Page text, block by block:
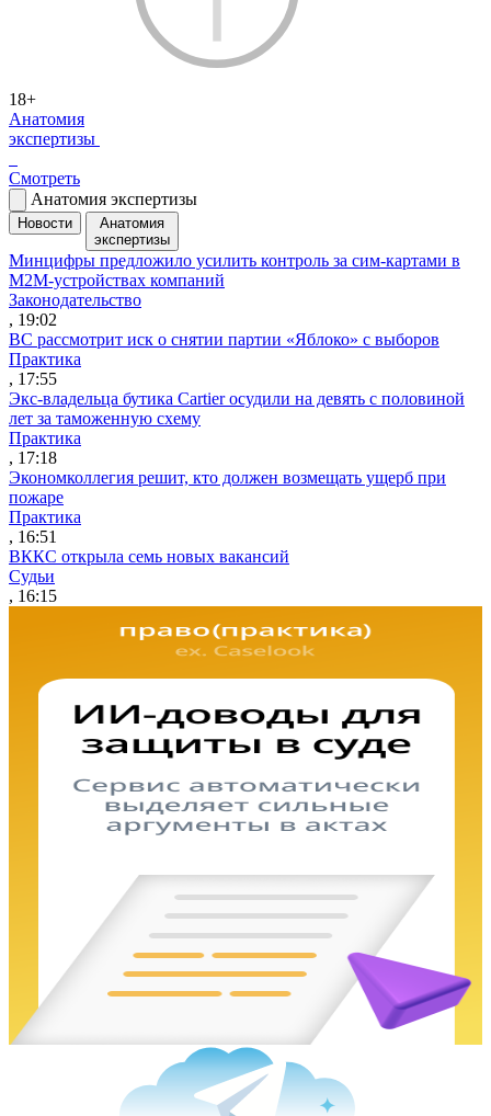
18+
Анатомия
экспертизы
Смотреть
Анатомия экспертизы
Новости
Анатомия
экспертизы
Минцифры предложило усилить контроль за сим-картами в
M2M-устройствах компаний
Законодательство
, 19:02
ВС рассмотрит иск о снятии партии «Яблоко» с выборов
Практика
, 17:55
Экс-владельца бутика Cartier осудили на девять с половиной
лет за таможенную схему
Практика
, 17:18
Экономколлегия решит, кто должен возмещать ущерб при
пожаре
Практика
, 16:51
ВККС открыла семь новых вакансий
Судьи
, 16:15